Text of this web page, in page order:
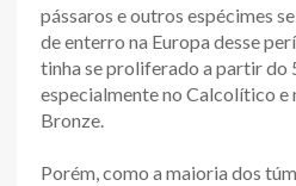
pássaros e outros espécimes
de enterro na Europa desse
tinha se proliferado a partir do
especialmente no Calcolítico e
Bronze.
Porém, como a maioria dos